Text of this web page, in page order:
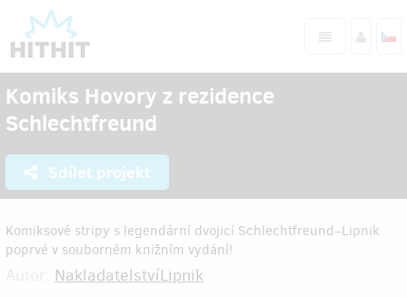
Komiks Hovory z rezidence
Schlechtfreund
Sdílet projekt
Komiksové stripy s legendární dvojicí Schlechtfreund–Lipnik
poprvé v souborném knižním vydání!
NakladatelstvíLipnik